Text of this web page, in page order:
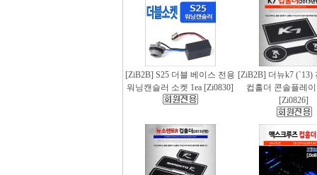
[ZiB2B] S25 더블 베이스 전용
워닝캔슬러 소켓 1ea [Zi0830]
[ZiB2B] 더뉴k7 (`13)
컵홀더 콘솔플레
[Zi0826]